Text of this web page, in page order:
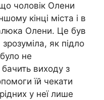
чоловік Олени
кінці міста і в
Олени. Це був
як підло
не
виходу з
їй чекати
у неї лише